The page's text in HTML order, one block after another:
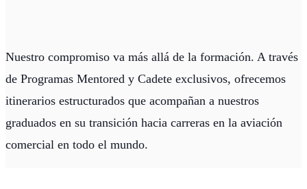
Nuestro compromiso va más allá de la formación. A través
de Programas Mentored y Cadete exclusivos, ofrecemos
itinerarios estructurados que acompañan a nuestros
graduados en su transición hacia carreras en la aviación
comercial en todo el mundo.